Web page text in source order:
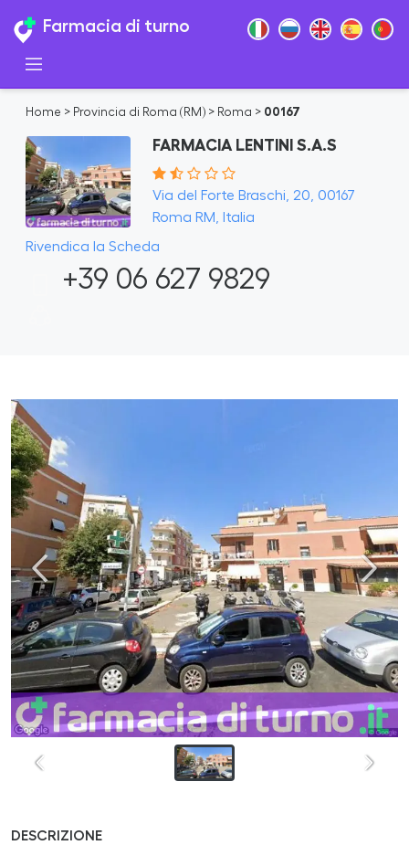
Farmacia di turno
Home > Provincia di Roma (RM) > Roma > 00167
FARMACIA LENTINI S.A.S
Via del Forte Braschi, 20, 00167
Roma RM, Italia
Rivendica la Scheda
+39 06 627 9829
DESCRIZIONE